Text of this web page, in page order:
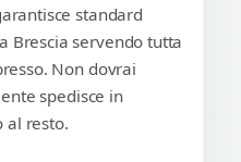
standard
Brescia servendo tutta
Non dovrai
spedisce in
al resto.